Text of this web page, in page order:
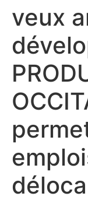
veux